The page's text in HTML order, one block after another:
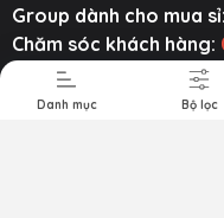
Group dành cho mua sỉ:
Chăm sóc khách hàng:
Email liên hệ:
Zalo:0769.8888.39
Danh mục Bộ lọc